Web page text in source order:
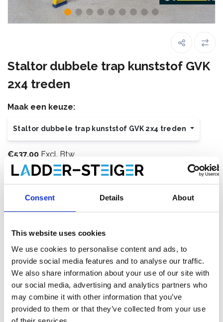
Consent Details About
This website uses cookies
We use cookies to personalise content and ads, to
provide social media features and to analyse our traffic.
We also share information about your use of our site with
our social media, advertising and analytics partners who
may combine it with other information that you’ve
provided to them or that they’ve collected from your use
Staltor dubbele trap kunststof GVK
2x4 treden
Maak een keuze:
Staltor dubbele trap kunststof GVK 2x4 treden
€537,00 Excl. Btw
€649,77 Incl. BTW
Op voorraad bij onze leverancier, levertermijn 1-2 weken.
Gratis verzending
Toevoegen aan winkelwagen
Toevoegen aan offerte
Opslaan in favorieten